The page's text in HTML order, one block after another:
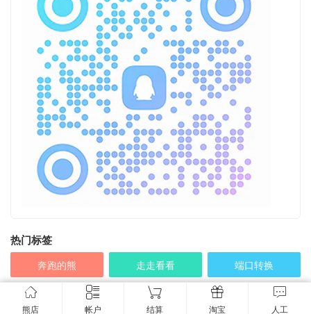
热门标签
USB-C 电源线 耳机
电源 USB3.0 转换线
乱七八糟 12V电源
熊店 帐户 结算 淘宝 人工